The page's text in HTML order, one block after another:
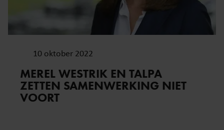
10 oktober 2022
MEREL WESTRIK EN TALPA
ZETTEN SAMENWERKING NIET
VOORT